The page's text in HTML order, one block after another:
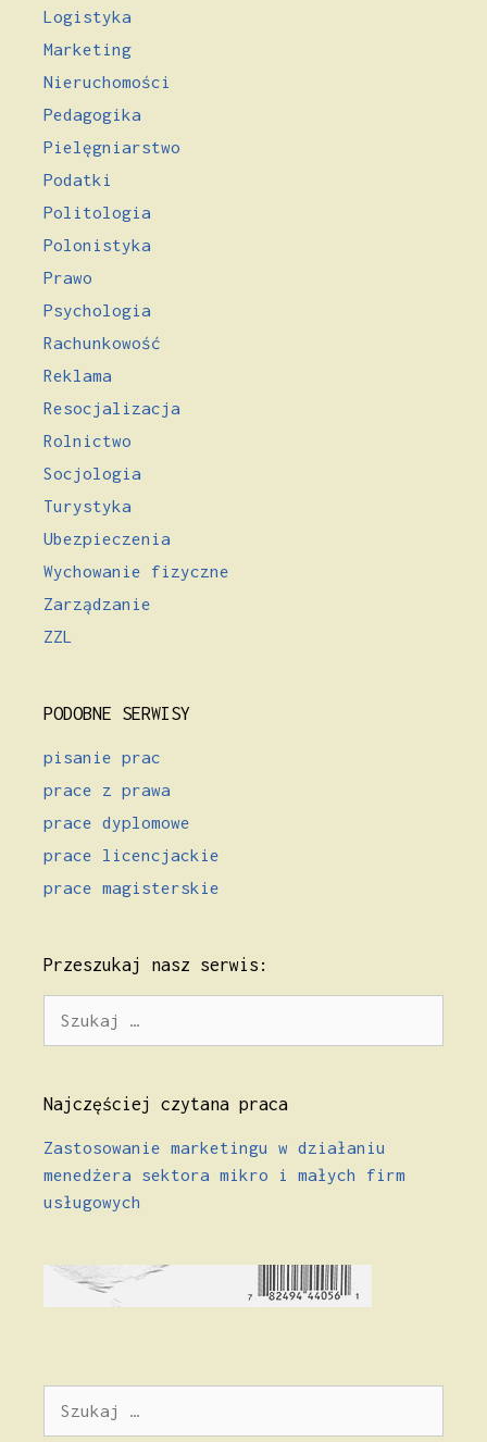
Logistyka
Marketing
Nieruchomości
Pedagogika
Pielęgniarstwo
Podatki
Politologia
Polonistyka
Prawo
Psychologia
Rachunkowość
Reklama
Resocjalizacja
Rolnictwo
Socjologia
Turystyka
Ubezpieczenia
Wychowanie fizyczne
Zarządzanie
ZZL
PODOBNE SERWISY
pisanie prac
prace z prawa
prace dyplomowe
prace licencjackie
prace magisterskie
Przeszukaj nasz serwis:
Najczęściej czytana praca
Zastosowanie marketingu w działaniu
menedżera sektora mikro i małych firm
usługowych